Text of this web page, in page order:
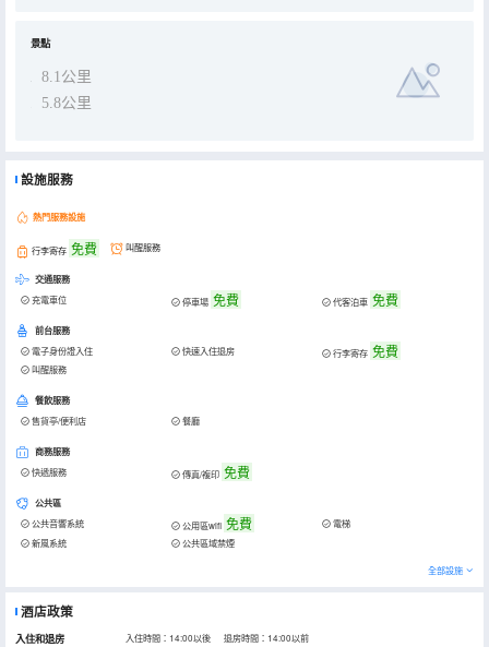
景點
8.1公里
5.8公里
設施服務
熱門服務設施
行李寄存 免費 叫醒服務
交通服務
充電車位 停車場 免費 代客泊車 免費
前台服務
電子身份證入住 快速入住退房 行李寄存 免費
叫醒服務
餐飲服務
售貨亭/便利店 餐廳
商務服務
快遞服務 傳真/複印 免費
公共區
公共音響系統 公用區wifi 免費
電梯
新風系統
公共區域禁煙
全部設施
酒店政策
入住和退房 入住時間：14:00以後 退房時間：14:00以前